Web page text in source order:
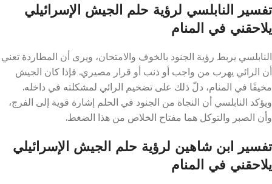
تفسير النابلسي لرؤية حلم الجيش الإسرائيلي
يلاحقني في المنام
النابلسي يربط رؤية الجنود بالخوف والامتحان، ويرى أن المطاردة تعني
أن الرائي يهرب من واجب أو ذنب أو قرار مصيري. فإذا كان الجيش
مخيفًا في المنام، دلّ ذلك على تضخيم الرائي لمشكلته في داخله.
ويؤكد النابلسي أن النجاة من الجنود في الحلم إشارة قوية إلى الفرج،
وأن الصبر والتوكل هما مفتاح الخلاص من هذا الضغط.
تفسير ابن شاهين لرؤية حلم الجيش الإسرائيلي
يلاحقني في المنام